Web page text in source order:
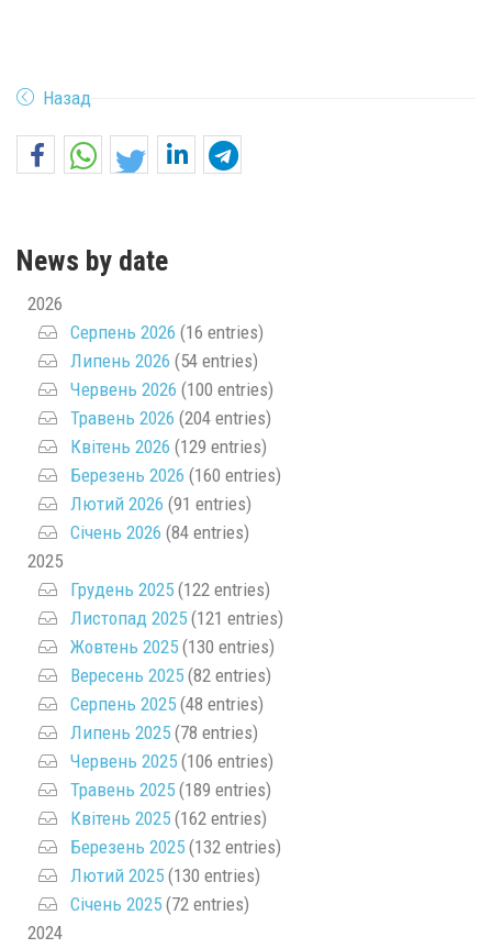
Назад
News by date
2026
Серпень 2026 (16 entries)
Липень 2026 (54 entries)
Червень 2026 (100 entries)
Травень 2026 (204 entries)
Квітень 2026 (129 entries)
Березень 2026 (160 entries)
Лютий 2026 (91 entries)
Січень 2026 (84 entries)
2025
Грудень 2025 (122 entries)
Листопад 2025 (121 entries)
Жовтень 2025 (130 entries)
Вересень 2025 (82 entries)
Серпень 2025 (48 entries)
Липень 2025 (78 entries)
Червень 2025 (106 entries)
Травень 2025 (189 entries)
Квітень 2025 (162 entries)
Березень 2025 (132 entries)
Лютий 2025 (130 entries)
Січень 2025 (72 entries)
2024